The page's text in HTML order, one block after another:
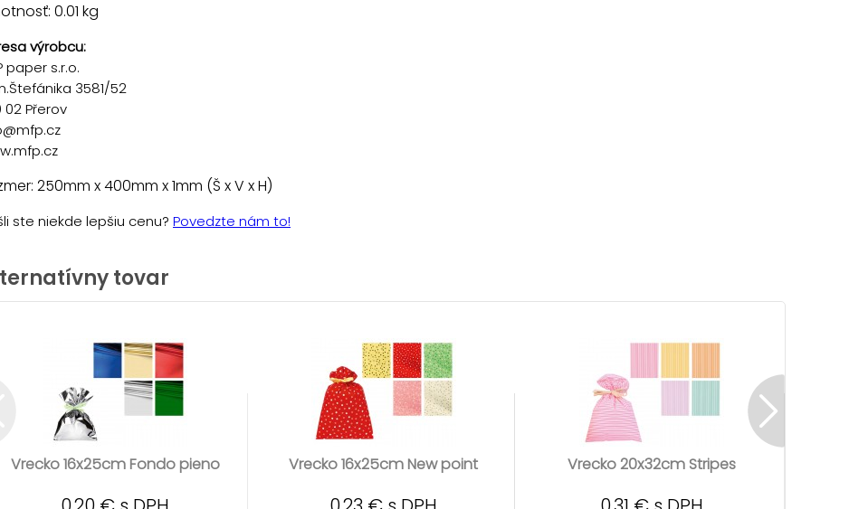
0.01 kg
výrobcu:
paper s.r.o.
3581/52
02 Přerov
250mm x 400mm x 1mm (Š x V x H)
ste niekde lepšiu cenu? Povedzte nám to!
tovar
Vrecko 16x25cm Fondo pieno Vrecko 16x25cm New point Vrecko 20x32cm Stripes